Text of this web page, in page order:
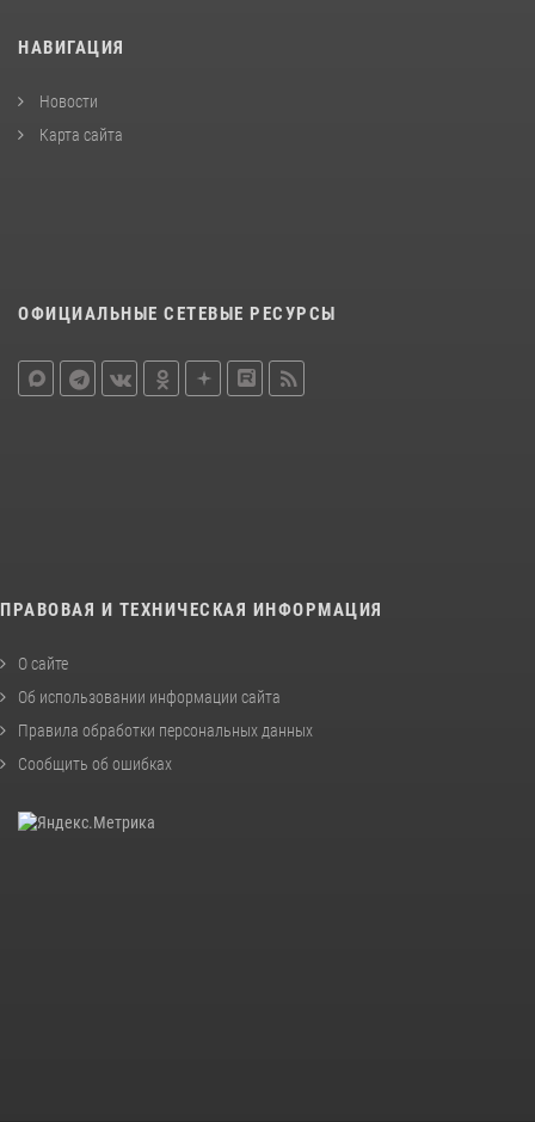
НАВИГАЦИЯ
Новости
Карта сайта
ОФИЦИАЛЬНЫЕ СЕТЕВЫЕ РЕСУРСЫ
ПРАВОВАЯ И ТЕХНИЧЕСКАЯ ИНФОРМАЦИЯ
О сайте
Об использовании информации сайта
Правила обработки персональных данных
Сообщить об ошибках